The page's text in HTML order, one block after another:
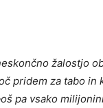
žalostjo
pridem za tabo
pa vsako